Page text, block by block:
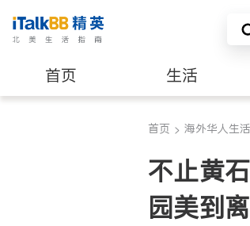
首页 生活
非盈利组织
首页 > 海外华人生活
不止黄
园美到